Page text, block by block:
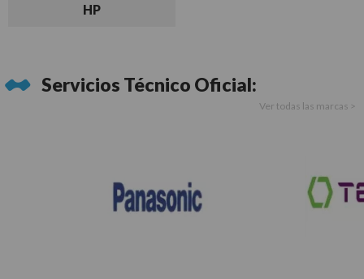
HP
Servicios Técnico Oficial:
Ver todas las marcas >